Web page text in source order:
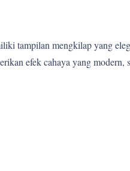
tampilan mengkilap yang
efek cahaya yang modern,